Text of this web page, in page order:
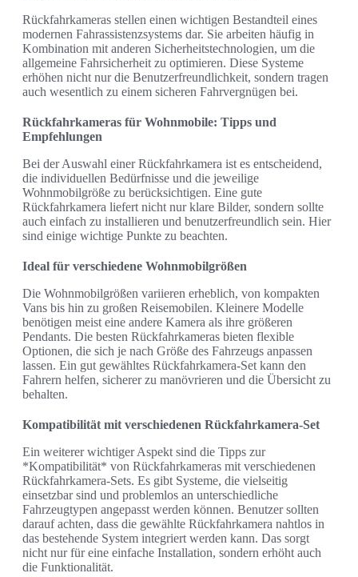
Rückfahrkameras stellen einen wichtigen Bestandteil eines
modernen Fahrassistenzsystems dar. Sie arbeiten häufig in
Kombination mit anderen Sicherheitstechnologien, um die
allgemeine Fahrsicherheit zu optimieren. Diese Systeme
erhöhen nicht nur die Benutzerfreundlichkeit, sondern tragen
auch wesentlich zu einem sicheren Fahrvergnügen bei.
Rückfahrkameras für Wohnmobile: Tipps und
Empfehlungen
Bei der Auswahl einer Rückfahrkamera ist es entscheidend,
die individuellen Bedürfnisse und die jeweilige
Wohnmobilgröße zu berücksichtigen. Eine gute
Rückfahrkamera liefert nicht nur klare Bilder, sondern sollte
auch einfach zu installieren und benutzerfreundlich sein. Hier
sind einige wichtige Punkte zu beachten.
Ideal für verschiedene Wohnmobilgrößen
Die Wohnmobilgrößen variieren erheblich, von kompakten
Vans bis hin zu großen Reisemobilen. Kleinere Modelle
benötigen meist eine andere Kamera als ihre größeren
Pendants. Die besten Rückfahrkameras bieten flexible
Optionen, die sich je nach Größe des Fahrzeugs anpassen
lassen. Ein gut gewähltes Rückfahrkamera-Set kann den
Fahrern helfen, sicherer zu manövrieren und die Übersicht zu
behalten.
Kompatibilität mit verschiedenen Rückfahrkamera-Set
Ein weiterer wichtiger Aspekt sind die Tipps zur
*Kompatibilität* von Rückfahrkameras mit verschiedenen
Rückfahrkamera-Sets. Es gibt Systeme, die vielseitig
einsetzbar sind und problemlos an unterschiedliche
Fahrzeugtypen angepasst werden können. Benutzer sollten
darauf achten, dass die gewählte Rückfahrkamera nahtlos in
das bestehende System integriert werden kann. Das sorgt
nicht nur für eine einfache Installation, sondern erhöht auch
die Funktionalität.